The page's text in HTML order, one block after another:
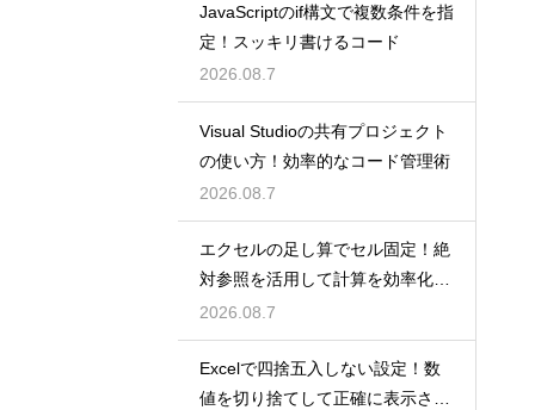
JavaScriptのif構文で複数条件を指
定！スッキリ書けるコード
2026.08.7
Visual Studioの共有プロジェクト
の使い方！効率的なコード管理術
2026.08.7
エクセルの足し算でセル固定！絶
対参照を活用して計算を効率化し
よう
2026.08.7
Excelで四捨五入しない設定！数
値を切り捨てして正確に表示させ